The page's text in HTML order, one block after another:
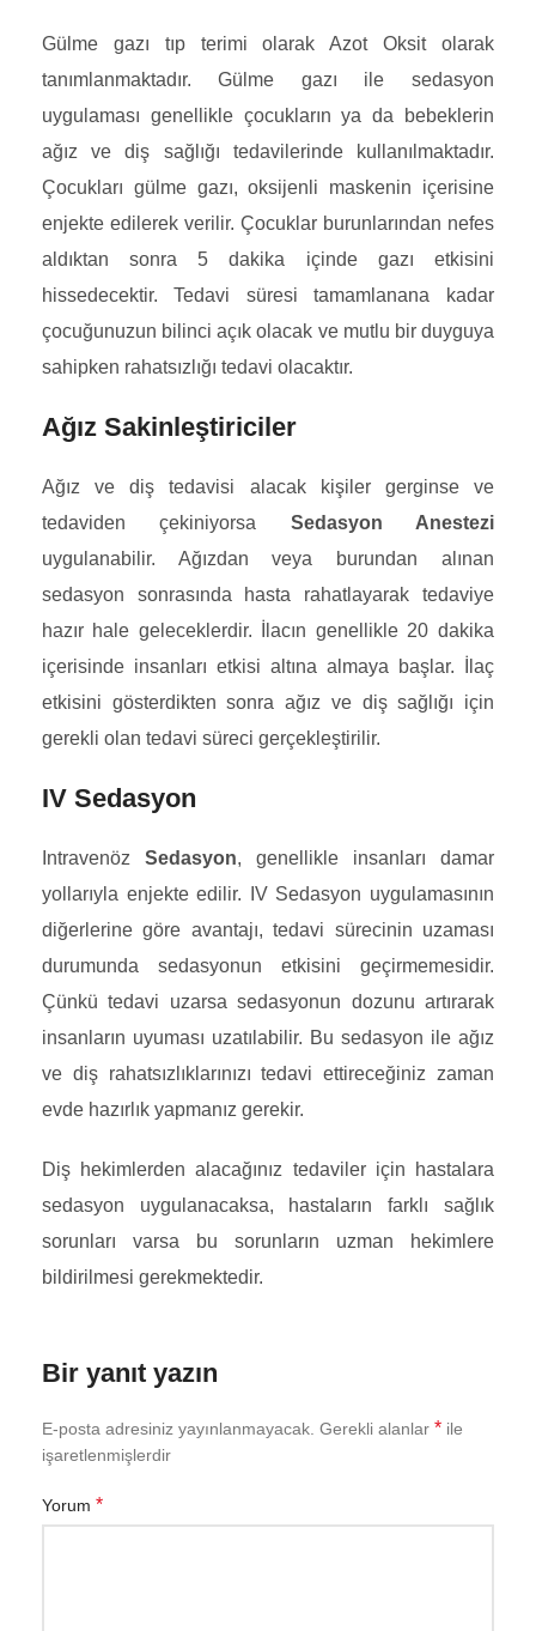
Gülme gazı tıp terimi olarak Azot Oksit olarak
tanımlanmaktadır. Gülme gazı ile sedasyon
uygulaması genellikle çocukların ya da bebeklerin
ağız ve diş sağlığı tedavilerinde kullanılmaktadır.
Çocukları gülme gazı, oksijenli maskenin içerisine
enjekte edilerek verilir. Çocuklar burunlarından nefes
aldıktan sonra 5 dakika içinde gazı etkisini
hissedecektir. Tedavi süresi tamamlanana kadar
çocuğunuzun bilinci açık olacak ve mutlu bir duyguya
sahipken rahatsızlığı tedavi olacaktır.
Ağız Sakinleştiriciler
Ağız ve diş tedavisi alacak kişiler gerginse ve
tedaviden çekiniyorsa Sedasyon Anestezi
uygulanabilir. Ağızdan veya burundan alınan
sedasyon sonrasında hasta rahatlayarak tedaviye
hazır hale geleceklerdir. İlacın genellikle 20 dakika
içerisinde insanları etkisi altına almaya başlar. İlaç
etkisini gösterdikten sonra ağız ve diş sağlığı için
gerekli olan tedavi süreci gerçekleştirilir.
IV Sedasyon
Intravenöz Sedasyon, genellikle insanları damar
yollarıyla enjekte edilir. IV Sedasyon uygulamasının
diğerlerine göre avantajı, tedavi sürecinin uzaması
durumunda sedasyonun etkisini geçirmemesidir.
Çünkü tedavi uzarsa sedasyonun dozunu artırarak
insanların uyuması uzatılabilir. Bu sedasyon ile ağız
ve diş rahatsızlıklarınızı tedavi ettireceğiniz zaman
evde hazırlık yapmanız gerekir.
Diş hekimlerden alacağınız tedaviler için hastalara
sedasyon uygulanacaksa, hastaların farklı sağlık
sorunları varsa bu sorunların uzman hekimlere
bildirilmesi gerekmektedir.
Bir yanıt yazın
E-posta adresiniz yayınlanmayacak. Gerekli alanlar * ile
işaretlenmişlerdir
Yorum *